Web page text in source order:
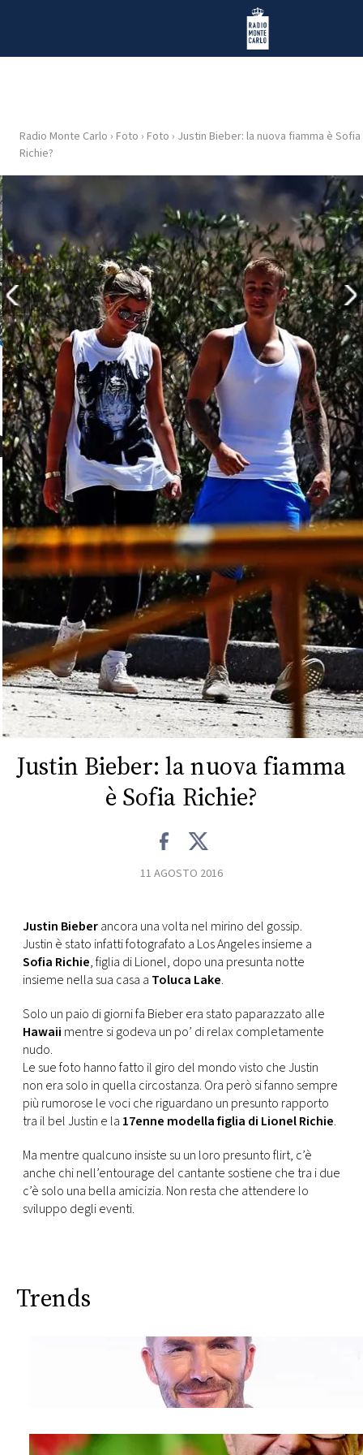
Radio Monte Carlo
HOME
RADIO
WEB
RADIO
PLAYLIST
NEWS
FOTO
CONCORSI
EVENTI
VIDEO
TV
PRINCIPATO
DI
MONACO
RMC
CONSIGLIA
Radio Monte Carlo › Foto › Foto › Justin Bieber: la nuova fiamma è Sofia
Richie?
Justin Bieber: la nuova fiamma
è Sofia Richie?
11 AGOSTO 2016
Justin Bieberancora una volta nel mirino del gossip.
Justin è stato infatti fotografato a Los Angeles insieme a
Sofia Richie, figlia di Lionel, dopo una presunta notte
insieme nella sua casa a Toluca Lake.
Solo un paio di giorni fa Bieber era stato paparazzato alle
Hawaii mentre si godeva un po’ di relax completamente
nudo.
Le sue foto hanno fatto il giro del mondo visto che Justin
non era solo in quella circostanza. Ora però si fanno sempre
più rumorose le voci che riguardano un presunto rapporto
tra il bel Justin e la 17enne modella figlia di Lionel Richie.
Ma mentre qualcuno insiste su un loro presunto flirt, c’è
anche chi nell’entourage del cantante sostiene che tra i due
c’è solo una bella amicizia. Non resta che attendere lo
sviluppo degli eventi.
Trends